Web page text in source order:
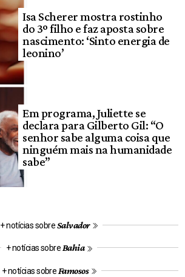
Isa Scherer mostra rostinho
do 3º filho e faz aposta sobre
nascimento: ‘Sinto energia de
leonino’
Em programa, Juliette se
declara para Gilberto Gil: “O
senhor sabe alguma coisa que
ninguém mais na humanidade
sabe”
+ notícias sobreSalvador
+ notícias sobre Bahia
+ notícias sobre Famosos